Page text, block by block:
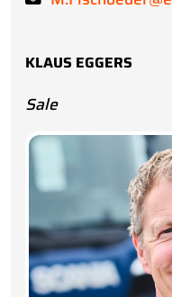
KLAUS EGGERS
Sale